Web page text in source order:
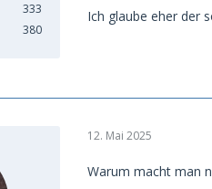
Bislang werden
Banken das
333
380
Ich glaube eher der
12. Mai 2025
Warum macht man